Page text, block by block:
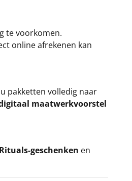
te voorkomen.
online afrekenen kan
pakketten volledig naar
maatwerkvoorstel
Rituals-geschenken en